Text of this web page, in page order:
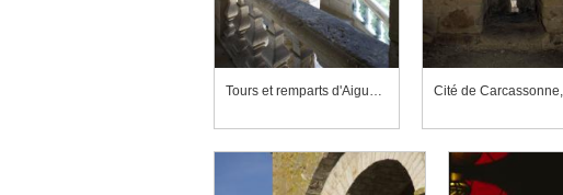
Tours et remparts d'Aigues-Mortes, escalier de l'hôtel du Gouverneur